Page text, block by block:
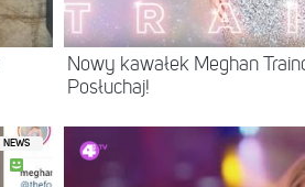
Nowy kawałek Meghan
Posłuchaj!
NEWS